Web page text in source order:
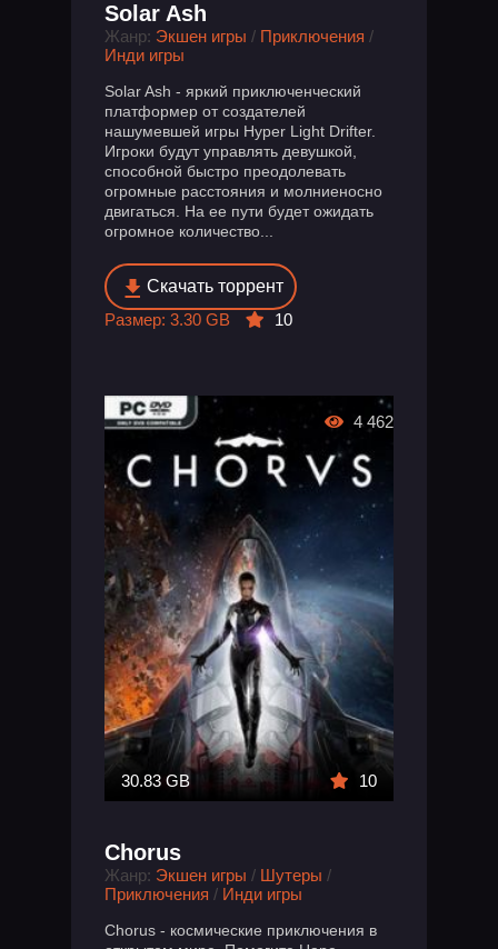
Solar Ash
Жанр: Экшен игры / Приключения /
Инди игры
Solar Ash - яркий приключенческий
платформер от создателей
нашумевшей игры Hyper Light Drifter.
Игроки будут управлять девушкой,
способной быстро преодолевать
огромные расстояния и молниеносно
двигаться. На ее пути будет ожидать
огромное количество...
Скачать торрент
Размер: 3.30 GB
10
30.83 GB 10
Chorus
Жанр: Экшен игры / Шутеры /
Приключения / Инди игры
Chorus - космические приключения в
4 462